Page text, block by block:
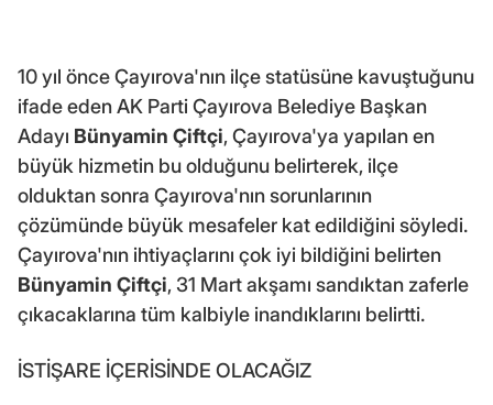
10 yıl önce Çayırova'nın ilçe statüsüne kavuştuğunu
ifade eden AK Parti Çayırova Belediye Başkan
Adayı Bünyamin Çiftçi, Çayırova'ya yapılan en
büyük hizmetin bu olduğunu belirterek, ilçe
olduktan sonra Çayırova'nın sorunlarının
çözümünde büyük mesafeler kat edildiğini söyledi.
Çayırova'nın ihtiyaçlarını çok iyi bildiğini belirten
Bünyamin Çiftçi, 31 Mart akşamı sandıktan zaferle
çıkacaklarına tüm kalbiyle inandıklarını belirtti.
İSTİŞARE İÇERİSİNDE OLACAĞIZ